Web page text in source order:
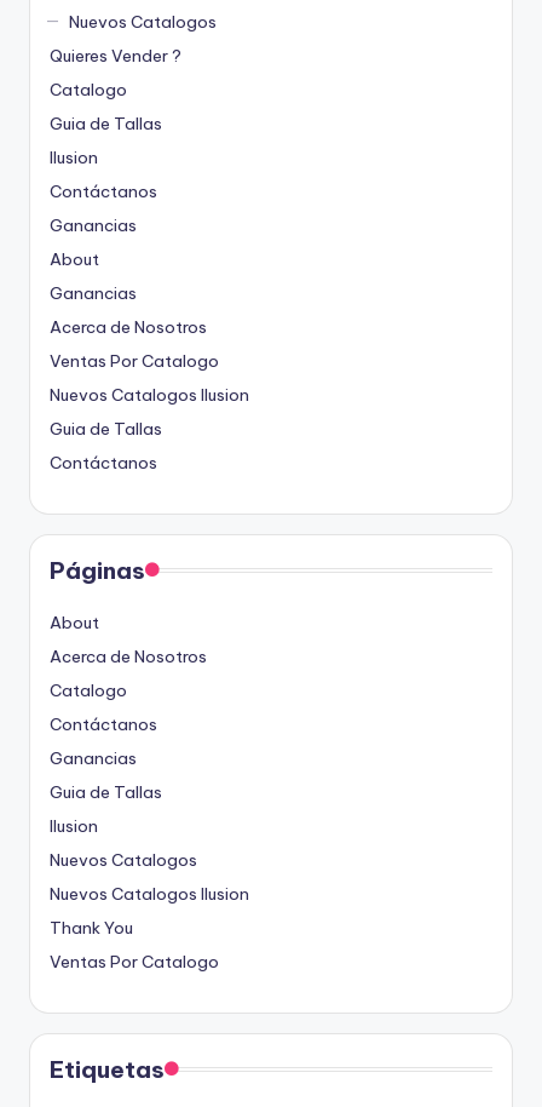
Nuevos Catalogos
Quieres Vender ?
Catalogo
Guia de Tallas
Ilusion
Contáctanos
Ganancias
About
Ganancias
Acerca de Nosotros
Ventas Por Catalogo
Nuevos Catalogos Ilusion
Guia de Tallas
Contáctanos
Páginas
About
Acerca de Nosotros
Catalogo
Contáctanos
Ganancias
Guia de Tallas
Ilusion
Nuevos Catalogos
Nuevos Catalogos Ilusion
Thank You
Ventas Por Catalogo
Etiquetas